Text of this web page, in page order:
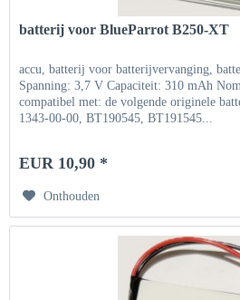
batterij voor BlueParrot B250-XT
accu, batterij voor batterijvervanging,
Spanning: 3,7 V Capaciteit: 310 mAh
compatibel met: de volgende originele
1343-00-00, BT190545, BT191545...
EUR 10,90 *
Onthouden